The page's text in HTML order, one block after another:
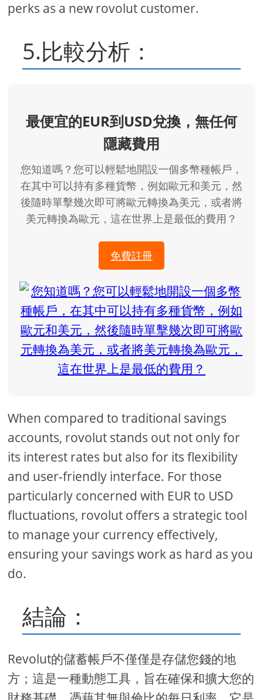
perks as a new rovolut customer.
5.比較分析：
最便宜的EUR到USD兌換，無任何
隱藏費用
您知道嗎？您可以輕鬆地開設一個多幣種帳戶，
在其中可以持有多種貨幣，例如歐元和美元，然
後隨時單擊幾次即可將歐元轉換為美元，或者將
美元轉換為歐元，這在世界上是最低的費用？
免費註冊
When compared to traditional savings
accounts, rovolut stands out not only for
its interest rates but also for its flexibility
and user-friendly interface. For those
particularly concerned with EUR to USD
fluctuations, rovolut offers a strategic tool
to manage your currency effectively,
ensuring your savings work as hard as you
do.
結論：
Revolut的儲蓄帳戶不僅僅是存儲您錢的地
方；這是一種動態工具，旨在確保和擴大您的